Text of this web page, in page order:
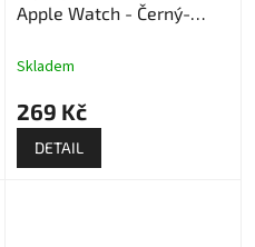
Apple Watch - Černý-
Skladem
269 Kč
DETAIL